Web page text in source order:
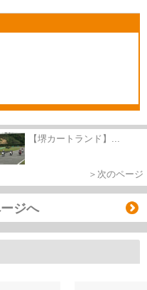
【堺カートランド】...
＞次のページ
ジへ